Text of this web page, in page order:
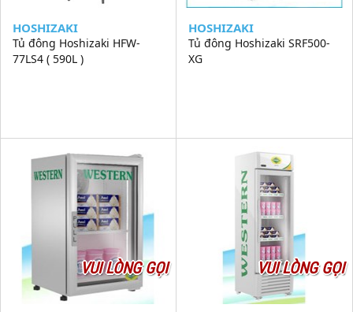
HOSHIZAKI
Tủ đông Hoshizaki HFW-
77LS4 ( 590L )
HOSHIZAKI
Tủ đông Hoshizaki SRF500-
XG
VUI LÒNG GỌI VUI LÒNG GỌI